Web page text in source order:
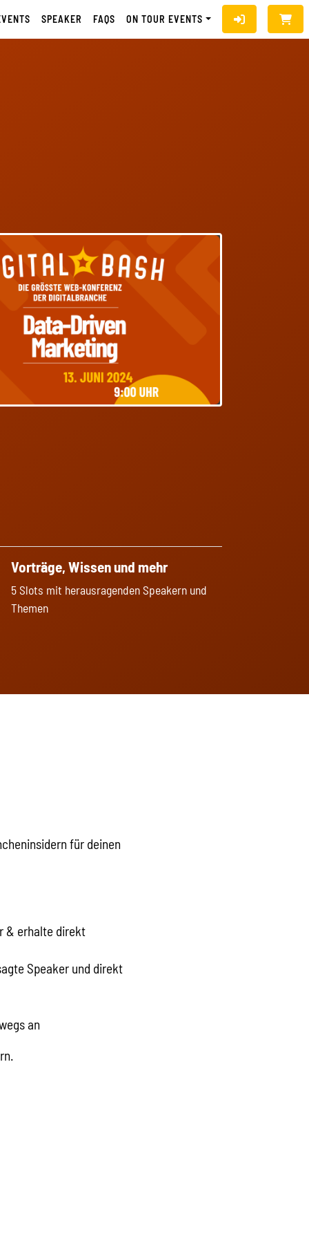
SPEAKER FAQS ON TOUR EVENTS
Vorträge, Wissen und mehr
5 Slots mit herausragenden Speakern und
Themen
für deinen
& erhalte direkt
Speaker und direkt
an